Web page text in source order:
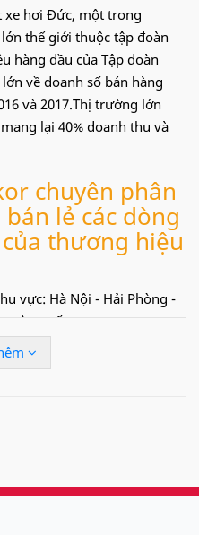
xe hơi Đức, một trong
thế giới thuộc tập đoàn
hàng đầu của Tập đoàn
về doanh số bán hàng
và 2017.Thị trường lớn
lại 40% doanh thu và
chuyên phân
lẻ các dòng
thương hiệu
vực: Hà Nội - Hải Phòng -
quốc.
được phục vụ